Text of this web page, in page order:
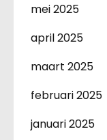
mei 2025
april 2025
maart 2025
februari 2025
januari 2025